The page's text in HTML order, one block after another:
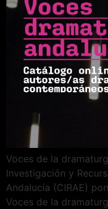
Voces de la
Investigación y
Andalucía (CIRAE)
Voces de la